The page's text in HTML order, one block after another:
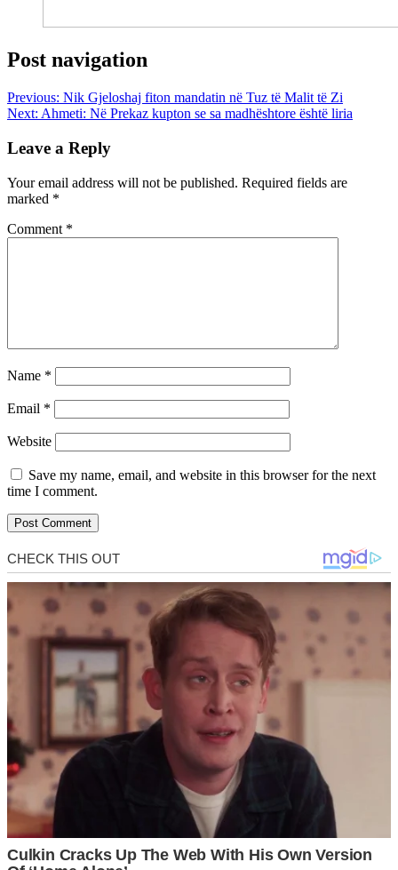
Post navigation
Previous: Nik Gjeloshaj fiton mandatin në Tuz të Malit të Zi
Next: Ahmeti: Në Prekaz kupton se sa madhështore është liria
Leave a Reply
Your email address will not be published. Required fields are
marked *
Comment *
Name *
Email *
Website
Save my name, email, and website in this browser for the next
time I comment.